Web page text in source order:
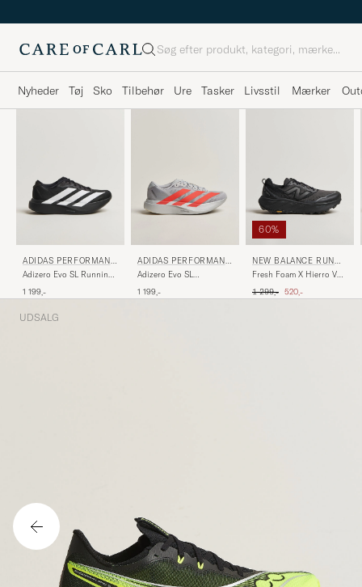
Søg
Nyheder Tøj Sko Tilbehør Ure Tasker Livsstil Mærker
ADIDAS PERFORMANC
E
Adizero Evo SL Running
1 199,-
ADIDAS PERFORMANC
E
Adizero Evo SL
1 199,-
60%
NEW BALANCE RUNNI
NG
Fresh Foam X Hierro V9
Ordinary pris
1 299,- Nedsat pris
520,-
UDSALG